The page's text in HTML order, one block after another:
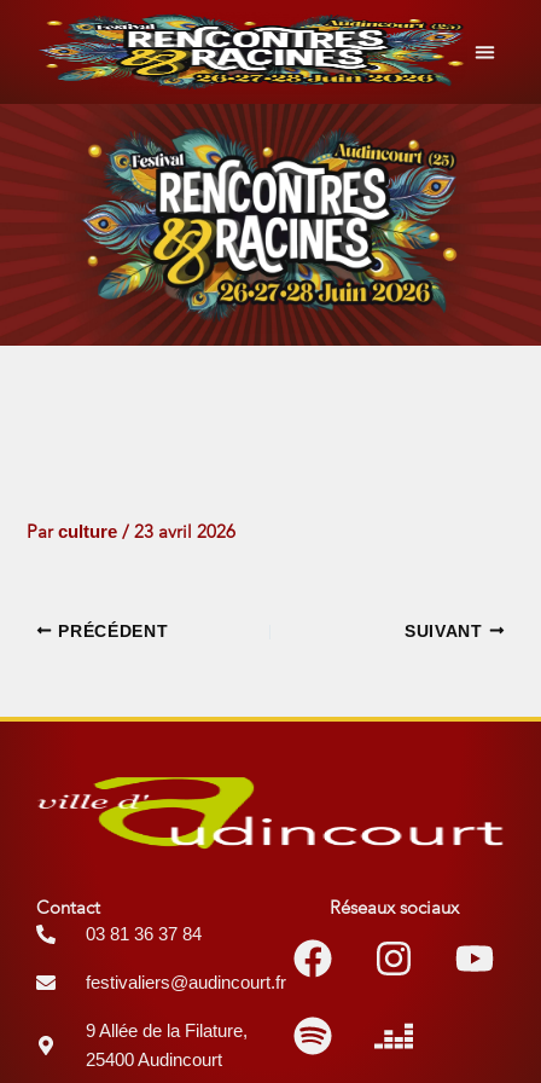
contenu
Parculture/23 avril 2026
PRÉCÉDENT SUIVANT
Contact
03 81 36 37 84
festivaliers@audincourt.fr
9 Allée de la Filature,
25400 Audincourt
Réseaux sociaux
Facebook
SpotifyDeezer